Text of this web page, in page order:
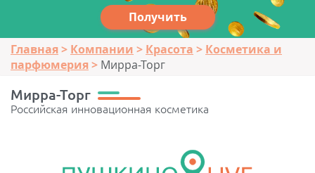
Получить
Главная Компании Красота
Косметика и
парфюмерия
Мирра-Торг
Мирра-Торг
Российская инновационная косметика